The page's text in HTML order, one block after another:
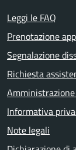
Leggi le FAQ
Prenotazione
Segnalazione
Richiesta
Informativa
Note legali